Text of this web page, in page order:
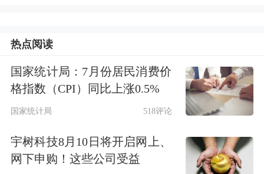
“太空算力是地面产业在太空的延伸和
集成，是构建全球泛在算力网络的前沿
布局，将有力支撑人工智能
等应用高质
洁说。
热点阅读
国家统计局：7月份居民消费价
格指数（CPI）同比上涨0.5%
国家统计局 518评论
宇树科技8月10日将开启网上、
网下申购！这些公司受益